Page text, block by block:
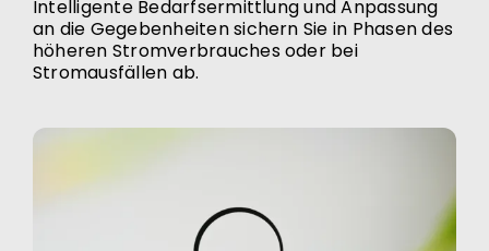
Intelligente Bedarfsermittlung und Anpassung
an die Gegebenheiten sichern Sie in Phasen des
höheren Stromverbrauches oder bei
Stromausfällen ab.